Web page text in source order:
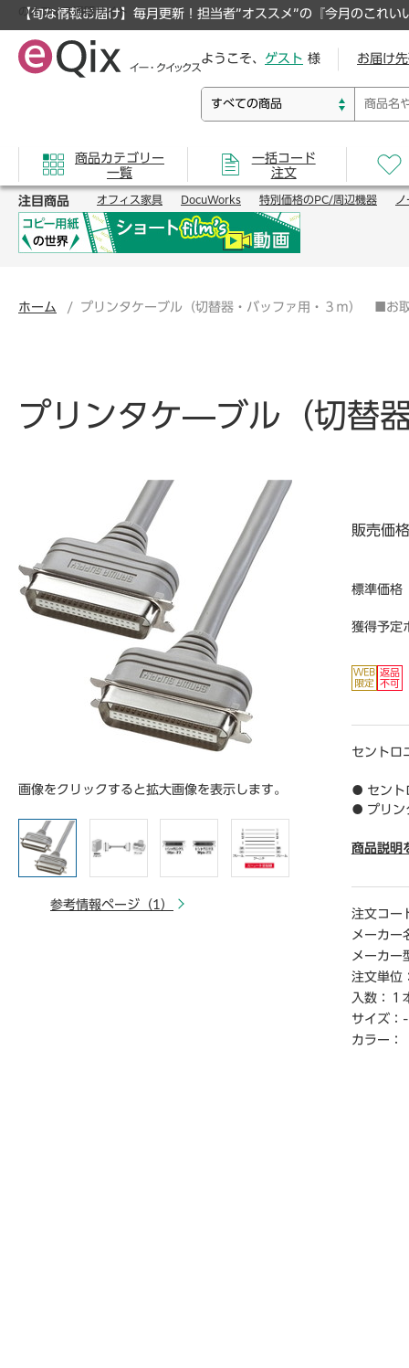
【旬な情報お届け】毎月更新！担当者”オススメ”の『今月のこれい
のオフィス通販サイト
ようこそ、 ゲスト 様 お届け
商品カテゴリー
一覧
一括コード
注文
注目商品 オフィス家具 DocuWorks 特別価格のPC/周辺機器 ノ
ホーム プリンタケーブル（切替器・バッファ用・３ｍ） ■お
プリンタケ―ブル（切替
画像をクリックすると拡大画像を表示します。
参考情報ページ（1）
販売価格
標準価格
獲得予定
セントロ
● セント
● プリン
● 2重シ
どのノイ
● モ―ル
―ルド処
【ご注意
※こちら
※商品仕
※仕入先
商品説明
注文コー
メーカー
メーカー
注文単位
入数：
１
サイズ： -
カラー：